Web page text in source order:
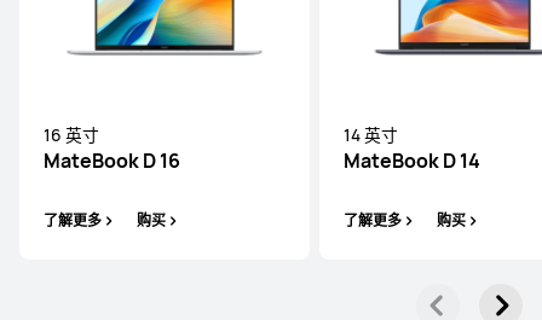
16 英寸
MateBook D 16
了解更多 购买
14 英寸
MateBook D 14
了解更多 购买
MateBook 14 酷睿 Ultra